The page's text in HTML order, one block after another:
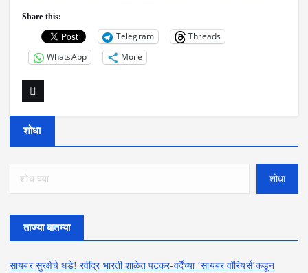
Share this:
Telegram
Threads
WhatsApp
More
शोधा
शोधा
ताज्या बातम्या
सायबर सुरक्षेचे धडे! रवींद्र भारती शाळेत पटकर-वर्दैच्या ‘सायबर वॉरियर्स’कडून